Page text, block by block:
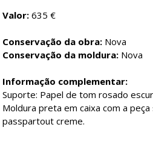
Valor:635 €
Conservação da obra: Nova
Conservação da moldura: Nova
Informação complementar:
Suporte: Papel de tom rosado
Moldura preta em caixa com a
passpartout creme.